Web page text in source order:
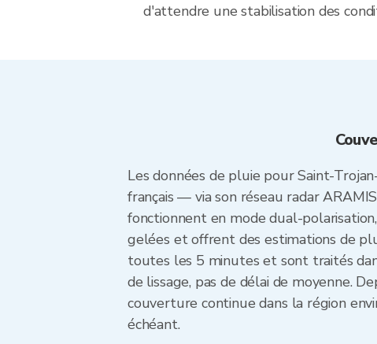
d'attendre une stabilisation des
Les données de pluie pour Saint-
français — via son réseau radar
fonctionnent en mode dual-
gelées et offrent des estimations de
toutes les 5 minutes et sont traités
de lissage, pas de délai de moyenne.
couverture continue dans la région
échéant.